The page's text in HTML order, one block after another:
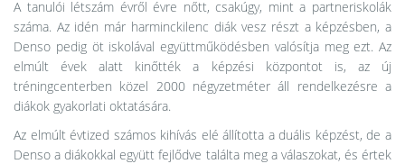
A tanulói létszám évről évre nőtt, csakúgy, mint a partneriskolák
száma. Az idén már harminckilenc diák vesz részt a képzésben, a
Denso pedig öt iskolával együttműködésben valósítja meg ezt. Az
elmúlt évek alatt kinőtték a képzési központot is, az új
tréningcenterben közel 2000 négyzetméter áll rendelkezésre a
diákok gyakorlati oktatására.
Az elmúlt évtized számos kihívás elé állította a duális képzést, de a
Denso a diákokkal együtt fejlődve találta meg a válaszokat, és értek